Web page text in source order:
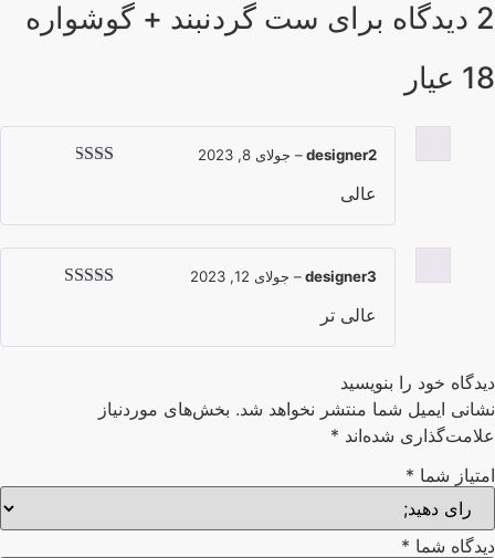
ست گردنبند + گوشواره
designer2
– جولای 8, 2023
عالی
designer3
– جولای 12, 2023
عالی تر
خود را بنویسید
ایمیل شما منتشر نخواهد شد. بخش‌های موردنیاز
شده‌اند*
شما*
شما*